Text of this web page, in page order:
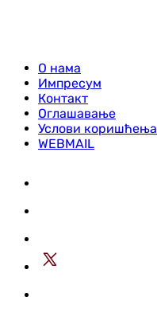
О нама
Импресум
Контакт
Оглашавање
Услови коришћења
WEBMAIL